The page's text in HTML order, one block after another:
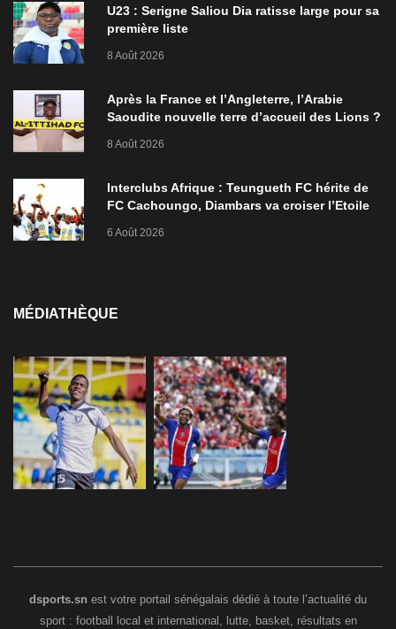
U23 : Serigne Saliou Dia ratisse large pour sa
première liste
8 Août 2026
Après la France et l’Angleterre, l’Arabie
Saoudite nouvelle terre d’accueil des Lions ?
8 Août 2026
Interclubs Afrique : Teungueth FC hérite de
FC Cachoungo, Diambars va croiser l’Etoile
6 Août 2026
MÉDIATHÈQUE
dsports.sn est votre portail sénégalais dédié à toute l’actualité du
sport : football local et international, lutte, basket, résultats en